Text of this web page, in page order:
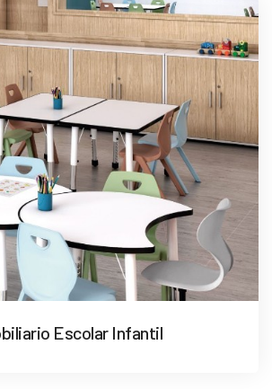
Escolar Infantil